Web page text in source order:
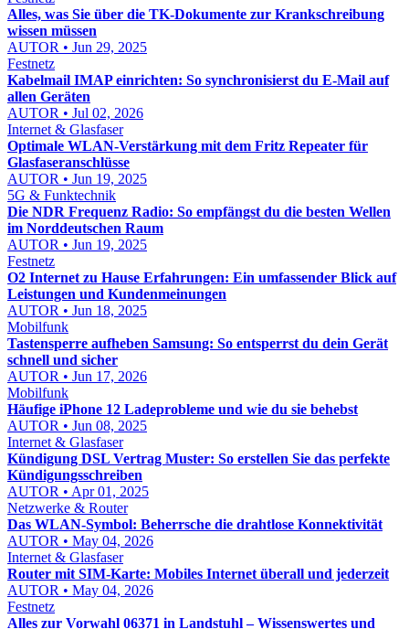
Alles, was Sie über die TK-Dokumente zur Krankschreibung
wissen müssen
AUTOR • Jun 29, 2025
Festnetz
Kabelmail IMAP einrichten: So synchronisierst du E-Mail auf
allen Geräten
AUTOR • Jul 02, 2026
Internet & Glasfaser
Optimale WLAN-Verstärkung mit dem Fritz Repeater für
Glasfaseranschlüsse
AUTOR • Jun 19, 2025
5G & Funktechnik
Die NDR Frequenz Radio: So empfängst du die besten Wellen
im Norddeutschen Raum
AUTOR • Jun 19, 2025
Festnetz
O2 Internet zu Hause Erfahrungen: Ein umfassender Blick auf
Leistungen und Kundenmeinungen
AUTOR • Jun 18, 2025
Mobilfunk
Tastensperre aufheben Samsung: So entsperrst du dein Gerät
schnell und sicher
AUTOR • Jun 17, 2026
Mobilfunk
Häufige iPhone 12 Ladeprobleme und wie du sie behebst
AUTOR • Jun 08, 2025
Internet & Glasfaser
Kündigung DSL Vertrag Muster: So erstellen Sie das perfekte
Kündigungsschreiben
AUTOR • Apr 01, 2025
Netzwerke & Router
Das WLAN-Symbol: Beherrsche die drahtlose Konnektivität
AUTOR • May 04, 2026
Internet & Glasfaser
Router mit SIM-Karte: Mobiles Internet überall und jederzeit
AUTOR • May 04, 2026
Festnetz
Alles zur Vorwahl 06371 in Landstuhl – Wissenswertes und